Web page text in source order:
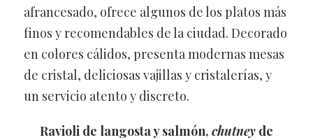
afrancesado, ofrece algunos de los platos más
finos y recomendables de la ciudad. Decorado
en colores cálidos, presenta modernas mesas
de cristal, deliciosas vajillas y cristalerías, y
un servicio atento y discreto.
Ravioli de langosta y salmón, chutneyde